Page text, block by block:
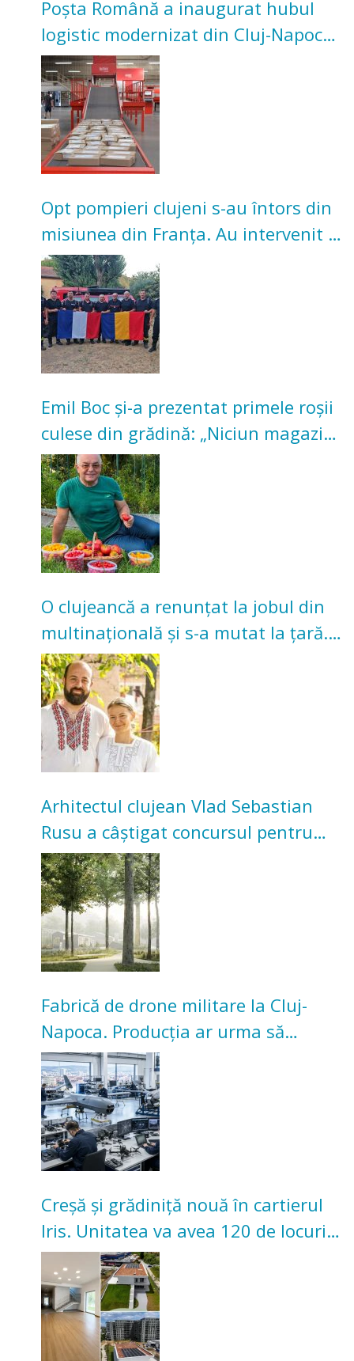
Poșta Română a inaugurat hubul
logistic modernizat din Cluj-Napoca.
Investiție de 3 milioane de euro
Opt pompieri clujeni s-au întors din
misiunea din Franța. Au intervenit la
incendii de vegetație și pădure
Emil Boc și-a prezentat primele roșii
culese din grădină: „Niciun magazin
nu poate oferi această satisfacție”
O clujeancă a renunțat la jobul din
multinațională și s-a mutat la țară.
Acum cultivă legume în grădina
bunicilor
Arhitectul clujean Vlad Sebastian
Rusu a câștigat concursul pentru
transformarea Grădinii Casei
Universitarilor
Fabrică de drone militare la Cluj-
Napoca. Producția ar urma să
înceapă în toamna acestui an
Creșă și grădiniță nouă în cartierul
Iris. Unitatea va avea 120 de locuri
pentru copii